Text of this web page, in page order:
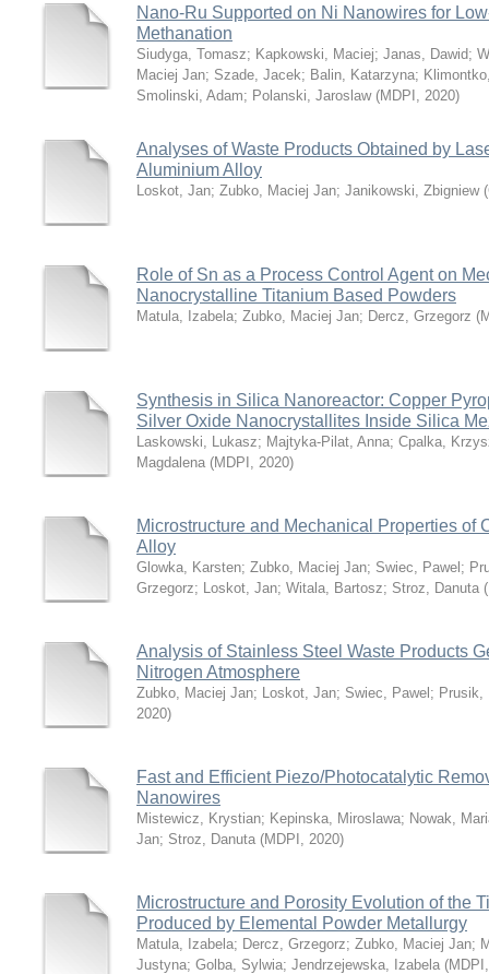
Nano-Ru Supported on Ni Nanowires for
Methanation
Siudyga, Tomasz; Kapkowski, Maciej; Janas, Dawid;
Maciej Jan; Szade, Jacek; Balin, Katarzyna;
Smolinski, Adam; Polanski, Jaroslaw (MDPI , 2020)
Analyses of Waste Products Obtained by
Aluminium Alloy
Loskot, Jan; Zubko, Maciej Jan; Janikowski, Zbigniew (
Role of Sn as a Process Control Agent on
Nanocrystalline Titanium Based Powders
Matula, Izabela; Zubko, Maciej Jan; Dercz, Grzegorz (
Synthesis in Silica Nanoreactor: Copper
Silver Oxide Nanocrystallites Inside Silica
Laskowski, Lukasz; Majtyka-Pilat, Anna; Cpalka,
Magdalena (MDPI , 2020)
Microstructure and Mechanical Properties of
Alloy
Glowka, Karsten; Zubko, Maciej Jan; Swiec, Pawel ;
Grzegorz; Loskot, Jan; Witala, Bartosz; Stroz, Danuta (
Analysis of Stainless Steel Waste Products
Nitrogen Atmosphere
Zubko, Maciej Jan; Loskot, Jan; Swiec, Pawel ; Prusik,
2020)
Fast and Efficient Piezo/Photocatalytic
Nanowires
Mistewicz, Krystian; Kepinska, Miroslawa; Nowak,
Jan; Stroz, Danuta (MDPI , 2020)
Microstructure and Porosity Evolution of the
Produced by Elemental Powder Metallurgy
Matula, Izabela; Dercz, Grzegorz; Zubko, Maciej Jan;
Justyna; Golba, Sylwia; Jendrzejewska, Izabela (MDPI